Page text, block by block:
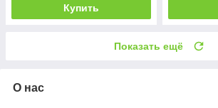
Купить
Показать ещё
О нас